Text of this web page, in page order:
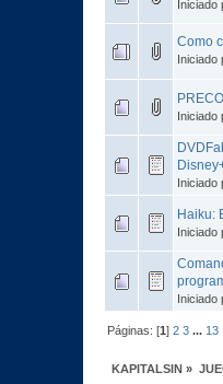
Iniciado
Como
Iniciado
Iniciado
Iniciado
Haiku:
Iniciado
Iniciado
Páginas: [1]2 3 ... 13
KAPITALSIN »